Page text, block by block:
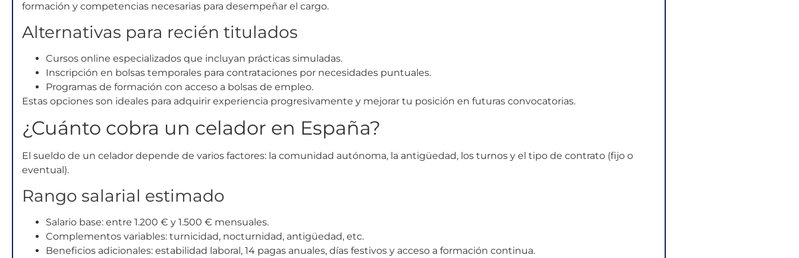
formación y competencias necesarias para desempeñar el cargo.
Alternativas para recién titulados
Cursos online especializados que incluyan prácticas simuladas.
Inscripción en bolsas temporales para contrataciones por necesidades puntuales.
Programas de formación con acceso a bolsas de empleo.
Estas opciones son ideales para adquirir experiencia progresivamente y mejorar tu posición en futuras convocatorias.
¿Cuánto cobra un celador en España?
El sueldo de un celador depende de varios factores: la comunidad autónoma, la antigüedad, los turnos y el tipo de contrato (fijo o
eventual).
Rango salarial estimado
Salario base: entre 1.200 € y 1.500 € mensuales.
Complementos variables: turnicidad, nocturnidad, antigüedad, etc.
Beneficios adicionales: estabilidad laboral, 14 pagas anuales, días festivos y acceso a formación continua.